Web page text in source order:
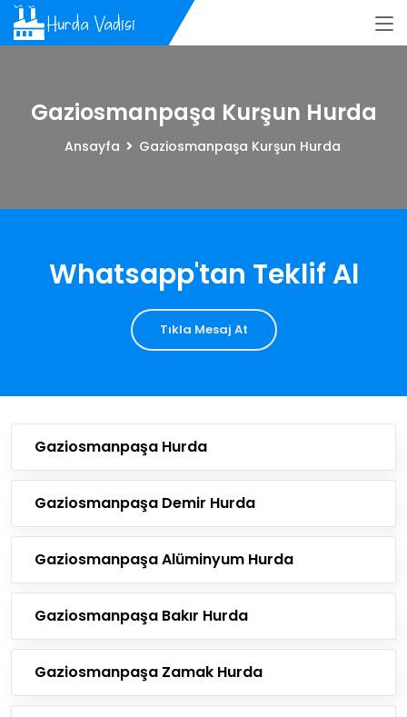
Gaziosmanpaşa Kurşun Hurda
Ansayfa Gaziosmanpaşa Kurşun Hurda
Whatsapp'tan Teklif Al
Tıkla Mesaj At
Gaziosmanpaşa Hurda
Gaziosmanpaşa Demir Hurda
Gaziosmanpaşa Alüminyum Hurda
Gaziosmanpaşa Bakır Hurda
Gaziosmanpaşa Zamak Hurda